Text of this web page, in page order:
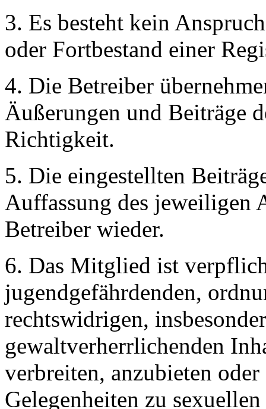
3. Es besteht kein
oder Fortbestand einer
4. Die Betreiber
Äußerungen und Beiträge
Richtigkeit.
5. Die eingestellten
Auffassung des jeweiligen
Betreiber wieder.
6. Das Mitglied ist
jugendgefährdenden,
rechtswidrigen,
gewaltverherrlichenden
verbreiten, anzubieten
Gelegenheiten zu